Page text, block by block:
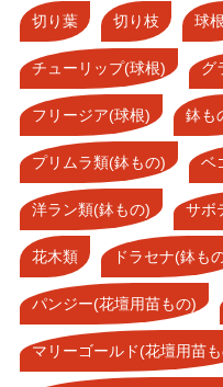
切り葉 切り枝 球
チューリップ(球根) グ
フリージア(球根) 鉢も
プリムラ類(鉢もの) ベ
洋ラン類(鉢もの) サボ
花木類 ドラセナ(鉢も
パンジー(花壇用苗もの)
マリーゴールド(花壇用苗